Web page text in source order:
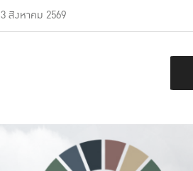
3 สิงหาคม 2569